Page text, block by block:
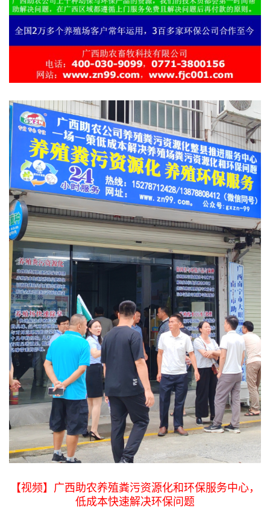
【视频】广西助农养殖粪污资源化和环保服务中心，
低成本快速解决环保问题